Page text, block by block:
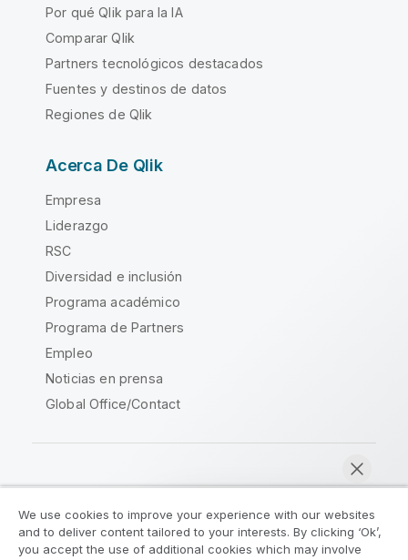
Por qué Qlik para la IA
Comparar Qlik
Partners tecnológicos destacados
Fuentes y destinos de datos
Regiones de Qlik
Acerca De Qlik
Empresa
Liderazgo
RSC
Diversidad e inclusión
Programa académico
Programa de Partners
Empleo
Noticias en prensa
Global Office/Contact
Acuerdos legales Condiciones del producto
We use cookies to improve your experience with our websites
and to deliver content tailored to your interests. By clicking ‘Ok’,
you accept the use of additional cookies which may involve